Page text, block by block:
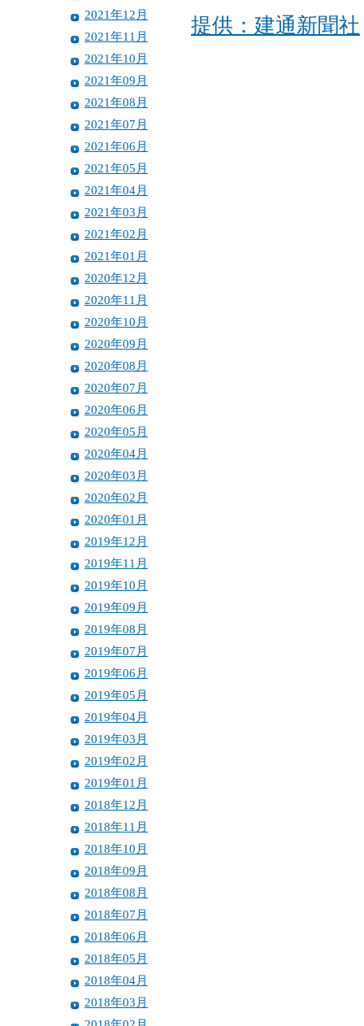
2021年12月
2021年11月
2021年10月
2021年09月
2021年08月
2021年07月
2021年06月
2021年05月
2021年04月
2021年03月
2021年02月
2021年01月
2020年12月
2020年11月
2020年10月
2020年09月
2020年08月
2020年07月
2020年06月
2020年05月
2020年04月
2020年03月
2020年02月
2020年01月
2019年12月
2019年11月
2019年10月
2019年09月
2019年08月
2019年07月
2019年06月
2019年05月
2019年04月
2019年03月
2019年02月
2019年01月
2018年12月
2018年11月
2018年10月
2018年09月
2018年08月
2018年07月
2018年06月
2018年05月
2018年04月
2018年03月
提供：建通新聞社